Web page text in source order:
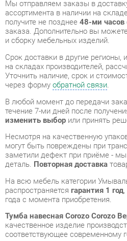
Срок доставки в другие регионы, и
на складах производителей,
Уточнить наличие, срок и
через формуобратной связи.
течение 7-ми дней после
изменить выборили принять
Несмотря на качественную
заметили дефект при приёме - мы
деталь.Повторная доставка
распространяетсягарантия 1 год,
года с момента приобретения.
Тумба навесная Corozo Corozo
качественное изделие производства
соответствующее современному
стандарту.
Надеемся, вы останетесь
будем рады, если вы оставите
использования, который поможет
будущим покупателям.